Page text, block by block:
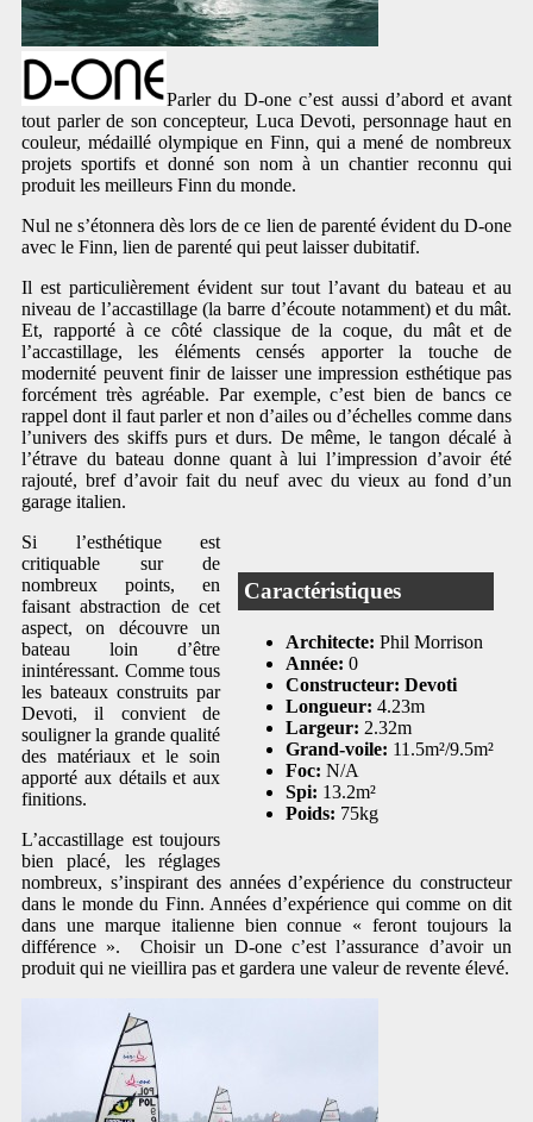
Parler du D-one c’est aussi d’abord et avant
tout parler de son concepteur, Luca Devoti, personnage haut en
couleur, médaillé olympique en Finn, qui a mené de nombreux
projets sportifs et donné son nom à un chantier reconnu qui
produit les meilleurs Finn du monde.
Nul ne s’étonnera dès lors de ce lien de parenté évident du D-one
avec le Finn, lien de parenté qui peut laisser dubitatif.
Il est particulièrement évident sur tout l’avant du bateau et au
niveau de l’accastillage (la barre d’écoute notamment) et du mât.
Et, rapporté à ce côté classique de la coque, du mât et de
l’accastillage, les éléments censés apporter la touche de
modernité peuvent finir de laisser une impression esthétique pas
forcément très agréable. Par exemple, c’est bien de bancs ce
rappel dont il faut parler et non d’ailes ou d’échelles comme dans
l’univers des skiffs purs et durs. De même, le tangon décalé à
l’étrave du bateau donne quant à lui l’impression d’avoir été
rajouté, bref d’avoir fait du neuf avec du vieux au fond d’un
garage italien.
Caractéristiques
Architecte: Phil Morrison
Année: 0
Constructeur: Devoti
Longueur: 4.23m
Largeur: 2.32m
Grand-voile: 11.5m²/9.5m²
Foc: N/A
Spi: 13.2m²
Poids: 75kg
Si l’esthétique est
critiquable sur de
nombreux points, en
faisant abstraction de cet
aspect, on découvre un
bateau loin d’être
inintéressant. Comme tous
les bateaux construits par
Devoti, il convient de
souligner la grande qualité
des matériaux et le soin
apporté aux détails et aux
finitions.
L’accastillage est toujours
bien placé, les réglages
nombreux, s’inspirant des années d’expérience du constructeur
dans le monde du Finn. Années d’expérience qui comme on dit
dans une marque italienne bien connue « feront toujours la
différence ». Choisir un D-one c’est l’assurance d’avoir un
produit qui ne vieillira pas et gardera une valeur de revente élevé.